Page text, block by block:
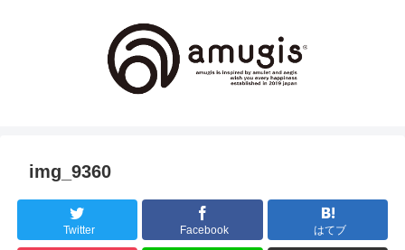
img_9360
Twitter Facebook はてブ